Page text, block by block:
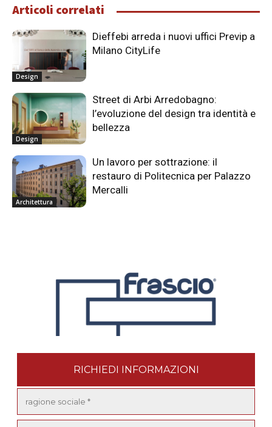
Articoli correlati
Design
Dieffebi arreda i nuovi uffici Previp a
Milano CityLife
Design
Street di Arbi Arredobagno:
l’evoluzione del design tra identità e
bellezza
Architettura
Un lavoro per sottrazione: il
restauro di Politecnica per Palazzo
Mercalli